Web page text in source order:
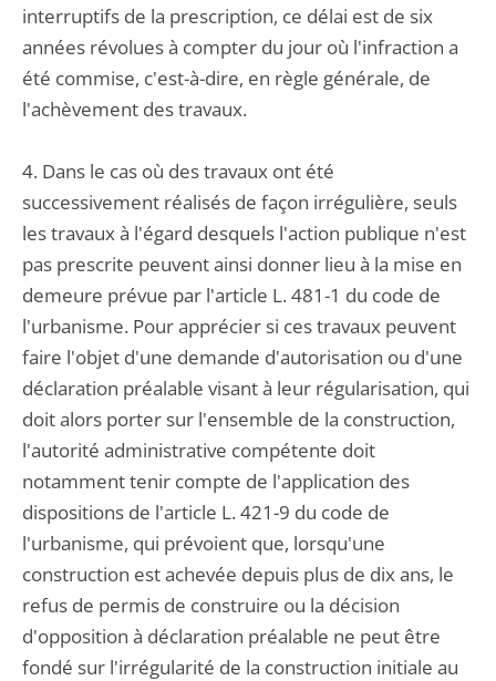
interruptifs de la prescription, ce délai est de six
années révolues à compter du jour où l'infraction a
été commise, c'est-à-dire, en règle générale, de
l'achèvement des travaux.
4. Dans le cas où des travaux ont été
successivement réalisés de façon irrégulière, seuls
les travaux à l'égard desquels l'action publique n'est
pas prescrite peuvent ainsi donner lieu à la mise en
demeure prévue par l'article L. 481-1 du code de
l'urbanisme. Pour apprécier si ces travaux peuvent
faire l'objet d'une demande d'autorisation ou d'une
déclaration préalable visant à leur régularisation, qui
doit alors porter sur l'ensemble de la construction,
l'autorité administrative compétente doit
notamment tenir compte de l'application des
dispositions de l'article L. 421-9 du code de
l'urbanisme, qui prévoient que, lorsqu'une
construction est achevée depuis plus de dix ans, le
refus de permis de construire ou la décision
d'opposition à déclaration préalable ne peut être
fondé sur l'irrégularité de la construction initiale au